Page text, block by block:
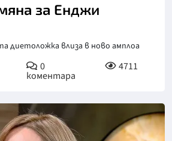
за Енджи
диетоложка влиза в ново амплоа
0
коментара
4711